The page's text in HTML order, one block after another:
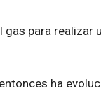
para
ha